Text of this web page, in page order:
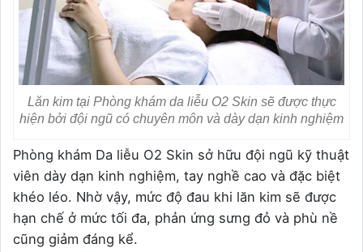
Lăn kim tại Phòng khám da liễu O2 Skin sẽ được thực
hiện bởi đội ngũ có chuyên môn và dày dạn kinh nghiệm
Phòng khám Da liễu O2 Skin sở hữu đội ngũ kỹ thuật
viên dày dạn kinh nghiệm, tay nghề cao và đặc biệt
khéo léo. Nhờ vậy, mức độ đau khi lăn kim sẽ được
hạn chế ở mức tối đa, phản ứng sưng đỏ và phù nề
cũng giảm đáng kể.